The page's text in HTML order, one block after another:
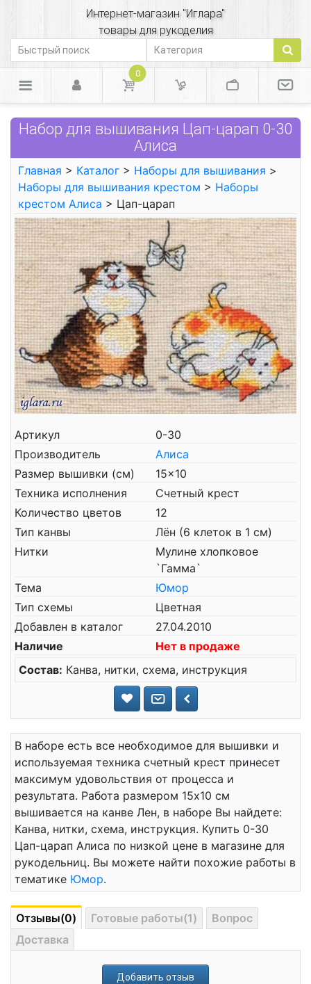
Интернет-магазин "Иглара"
товары для рукоделия
0
Набор для вышивания Цап-царап 0-30
Алиса
Главная > Каталог > Наборы для вышивания >
Наборы для вышивания крестом > Наборы
крестом Алиса > Цап-царап
Артикул
0-30
Производитель
Алиса
Размер вышивки (см)
15x10
Техника исполнения
Счетный крест
Количество цветов
12
Тип канвы
Лён (6 клеток в 1 см)
Нитки
Мулине хлопковое
`Гамма`
Тема
Юмор
Тип схемы
Цветная
Добавлен в каталог
27.04.2010
Наличие
Нет в продаже
Состав: Канва, нитки, схема, инструкция
В наборе есть все необходимое для вышивки и
используемая техника счетный крест принесет
максимум удовольствия от процесса и
результата. Работа размером 15x10 см
вышивается на канве Лен, в наборе Вы найдете:
Канва, нитки, схема, инструкция. Купить 0-30
Цап-царап Алиса по низкой цене в магазине для
рукодельниц. Вы можете найти похожие работы в
тематике Юмор.
Отзывы(0) Готовые работы(1)
Вопрос
Доставка
Добавить отзыв